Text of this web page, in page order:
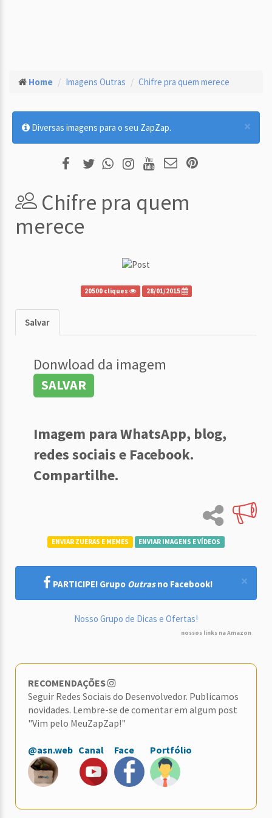
Home Imagens Outras Chifre pra quem merece
×
Diversas imagens para o seu ZapZap.
Chifre pra quem
merece
20500 cliques 28/01/2015
Salvar
Donwload da imagem
SALVAR
Imagem para WhatsApp, blog,
redes sociais e Facebook.
Compartilhe.
ENVIAR ZUERAS E MEMES ENVIAR IMAGENS E VÍDEOS
×
PARTICIPE! Grupo Outrasno Facebook!
Nosso Grupo de Dicas e Ofertas!
nossos links na Amazon
RECOMENDAÇÕES
Seguir Redes Sociais do Desenvolvedor. Publicamos
novidades. Lembre-se de comentar em algum post
"Vim pelo MeuZapZap!"
@asn.web Canal Face Portfólio